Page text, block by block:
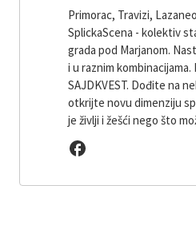
Primorac, Travizi,
SplickaScena - kolektiv
grada pod Marjanom.
i u raznim kombinacijama.
SAJDKVEST. Dođite na
otkrijte novu dimenziju
je življi i žešći nego što